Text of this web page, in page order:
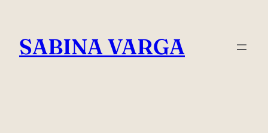
content
SABINA VARGA